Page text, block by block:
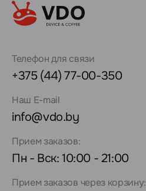
Телефон для связи
+375 (44) 77-00-350
Наш E-mail
info@vdo.by
Прием заказов:
Пн - Вск: 10:00 - 21:00
Прием заказов через корзину: